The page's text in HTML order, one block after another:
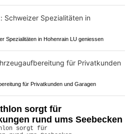
Spezialitäten in Hohenrain LU geniessen
für Privatkunden und Garagen
sorgt für
rund ums Seebecken